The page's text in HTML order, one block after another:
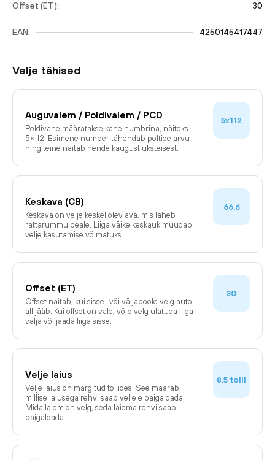
Offset (ET): 30
EAN: 4250145417447
Velje tähised
Auguvalem / Poldivalem / PCD
Poldivahe määratakse kahe numbrina, näiteks
5×112. Esimene number tähendab poltide arvu
ning teine näitab nende kaugust üksteisest.
5x112
Keskava (CB)
Keskava on velje keskel olev ava, mis läheb
rattarummu peale. Liiga väike keskauk muudab
velje kasutamise võimatuks.
66.6
Offset (ET)
Offset näitab, kui sisse- või väljapoole velg auto
all jääb. Kui offset on vale, võib velg ulatuda liiga
välja või jääda liiga sisse.
30
Velje laius
Velje laius on märgitud tollides. See määrab,
millise laiusega rehvi saab veljele paigaldada.
Mida laiem on velg, seda laiema rehvi saab
paigaldada.
8.5 tolli